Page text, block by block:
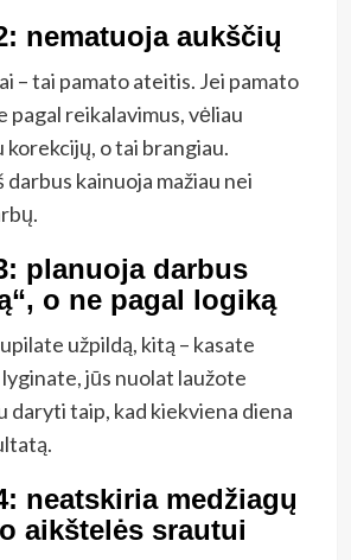
nematuoja aukščių
– tai pamato ateitis. Jei pamato
pagal reikalavimus, vėliau
o tai brangiau.
kainuoja mažiau nei
planuoja darbus
o ne pagal logiką
užpildą, kitą – kasate
jūs nuolat laužote
daryti taip, kad kiekviena diena
neatskiria medžiagų
aikštelės srautui